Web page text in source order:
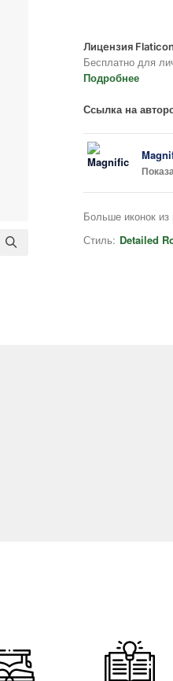
Лицензия Flaticon
Бесплатно для
Подробнее
Ссылка на
Больше иконок из
Стиль: Detailed